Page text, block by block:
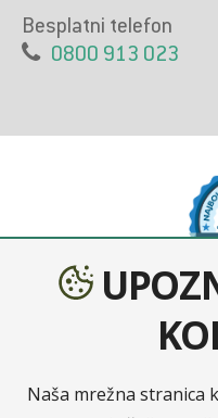
Besplatni telefon
0800 913 023
Naša mrežna stranica